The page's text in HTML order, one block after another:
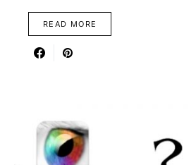
READ MORE